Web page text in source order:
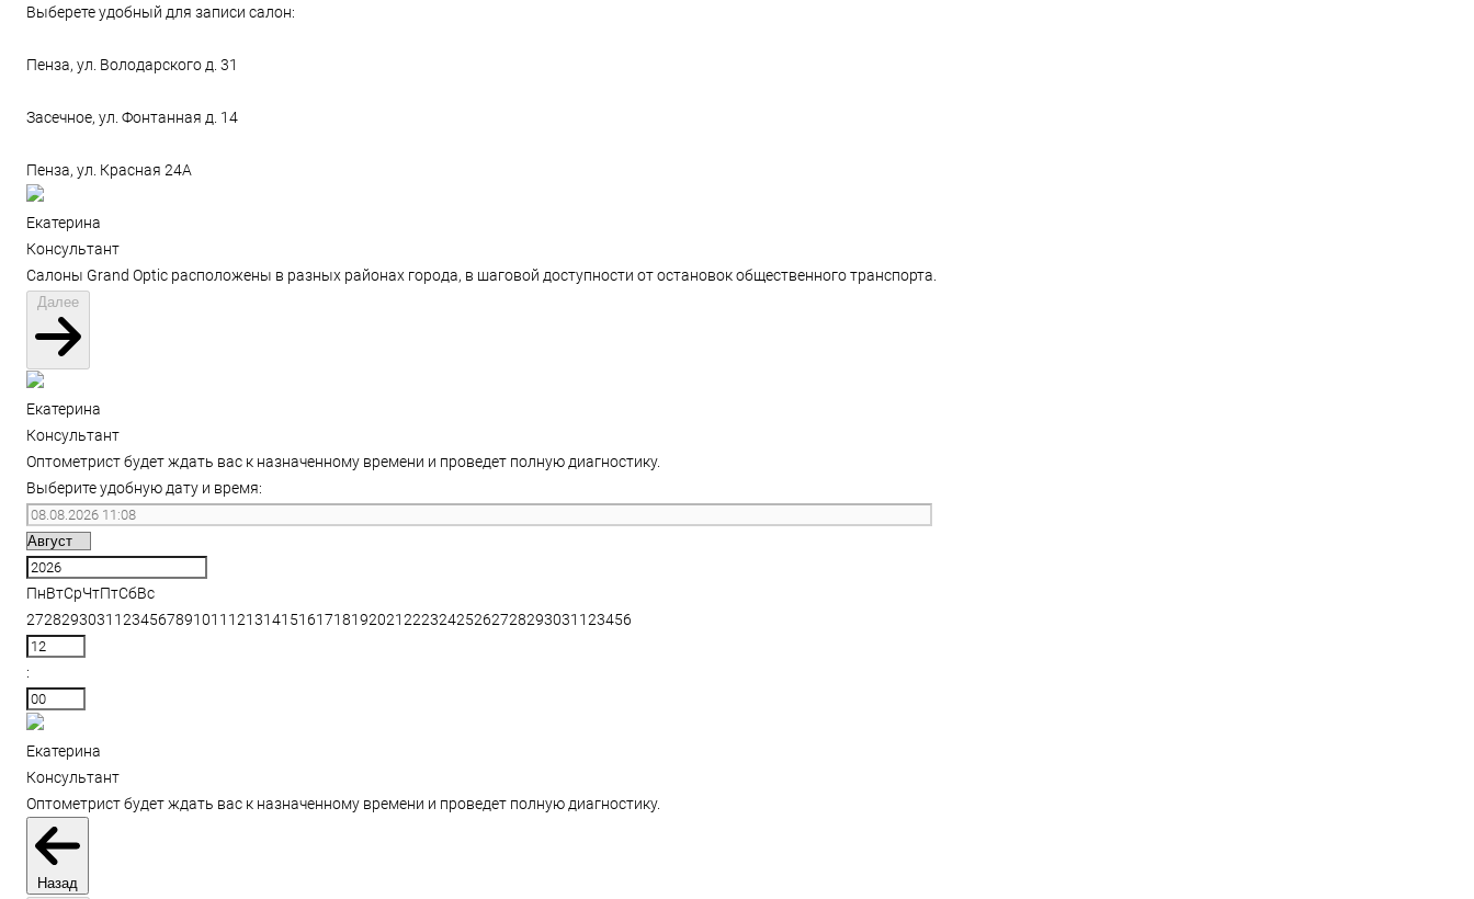
Выберете удобный для записи салон:
Пенза, ул. Володарского д. 31
Засечное, ул. Фонтанная д. 14
Пенза, ул. Красная 24А
Екатерина
Консультант
Салоны Grand Optic расположены в разных районах города, в шаговой доступности от остановок общественного транспорта.
Далее
Екатерина
Консультант
Оптометрист будет ждать вас к назначенному времени и проведет полную диагностику.
Выберите удобную дату и время:
ПнВтСрЧтПтСбВс
2728293031 1234567891011 1213141516171819202122232425262728293031 123456
:
Екатерина
Консультант
Оптометрист будет ждать вас к назначенному времени и проведет полную диагностику.
Назад